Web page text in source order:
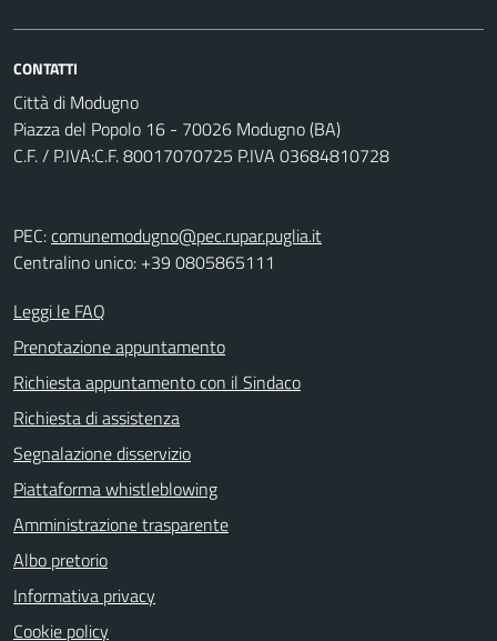
CONTATTI
Città di Modugno
Piazza del Popolo 16 - 70026 Modugno (BA)
C.F. / P.IVA:C.F. 80017070725 P.IVA 03684810728
PEC:comunemodugno@pec.rupar.puglia.it
Centralino unico: +39 0805865111
Leggi le FAQ
Prenotazione appuntamento
Richiesta appuntamento con il Sindaco
Richiesta di assistenza
Segnalazione disservizio
Piattaforma whistleblowing
Amministrazione trasparente
Albo pretorio
Informativa privacy
Cookie policy